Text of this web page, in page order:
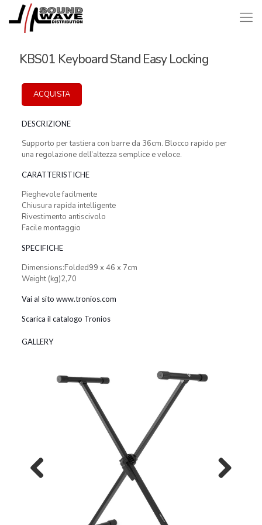
KBS01 Keyboard Stand Easy Locking
ACQUISTA
DESCRIZIONE
Supporto per tastiera con barre da 36cm. Blocco rapido per
una regolazione dell’altezza semplice e veloce.
CARATTERISTICHE
Pieghevole facilmente
Chiusura rapida intelligente
Rivestimento antiscivolo
Facile montaggio
SPECIFICHE
Dimensions:Folded99 x 46 x 7cm
Weight (kg)2,70
Vai al sito www.tronios.com
Scarica il catalogo Tronios
GALLERY